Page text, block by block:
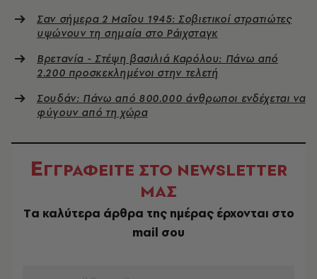
Σαν σήμερα 2 Μαΐου 1945: Σοβιετικοί στρατιώτες
υψώνουν τη σημαία στο Ράιχσταγκ
Βρετανία - Στέψη βασιλιά Καρόλου: Πάνω από
2.200 προσκεκλημένοι στην τελετή
Σουδάν: Πάνω από 800.000 άνθρωποι ενδέχεται να
φύγουν από τη χώρα
ΕΓΓΡΑΦΕΙΤΕ ΣΤΟ NEWSLETTER
ΜΑΣ
Tα καλύτερα άρθρα της ημέρας έρχονται στο
mail σου